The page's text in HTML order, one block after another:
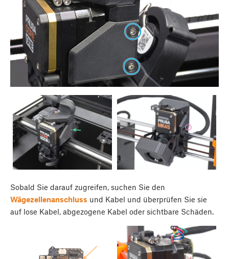
Sobald Sie darauf zugreifen, suchen Sie den
Wägezellenanschluss und Kabel und überprüfen Sie sie
auf lose Kabel, abgezogene Kabel oder sichtbare Schäden.